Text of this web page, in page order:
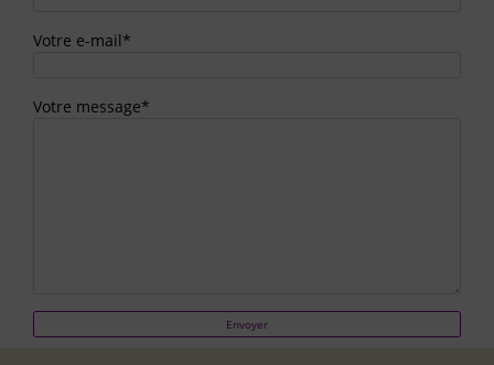
Votre e-mail*
Votre message*